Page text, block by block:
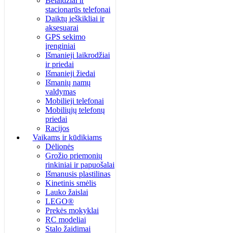
stacionarūs telefonai
Daiktų ieškikliai ir
aksesuarai
GPS sekimo
įrenginiai
Išmanieji laikrodžiai
ir priedai
Išmanieji žiedai
Išmanių namų
valdymas
Mobilieji telefonai
Mobiliųjų telefonų
priedai
Racijos
Vaikams ir kūdikiams
Dėlionės
Grožio priemonių
rinkiniai ir papuošalai
Išmanusis plastilinas
Kinetinis smėlis
Lauko žaislai
LEGO®
Prekės mokyklai
RC modeliai
Stalo žaidimai